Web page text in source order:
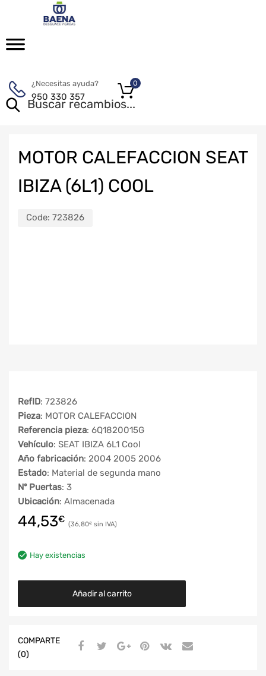
¿Necesitas ayuda?
950 330 357
0
MOTOR CALEFACCION SEAT
IBIZA (6L1) COOL
Code: 723826
RefID: 723826
Pieza: MOTOR CALEFACCION
Referencia pieza: 6Q1820015G
Vehículo: SEAT IBIZA 6L1 Cool
Año fabricación: 2004 2005 2006
Estado: Material de segunda mano
Nº Puertas: 3
Ubicación: Almacenada
44,53€ 36,80€
Hay existencias
Añadir al carrito
COMPARTE
(0)